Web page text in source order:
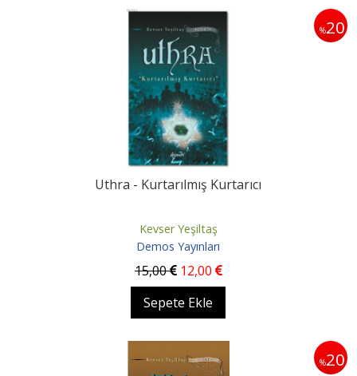
%20
Uthra - Kurtarılmış Kurtarıcı
Kevser Yeşiltaş
Demos Yayınları
15,00 12,00
Sepete Ekle
%20